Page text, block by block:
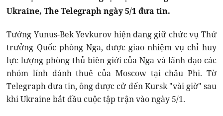
Ukraine, The Telegraph ngày 5/1 đưa tin.
Tướng Yunus-Bek Yevkurov hiện đang giữ chức vụ Thứ
trưởng Quốc phòng Nga, được giao nhiệm vụ chỉ huy
lực lượng phòng thủ biên giới của Nga và lãnh đạo các
nhóm lính đánh thuê của Moscow tại châu Phi. Tờ
Telegraph đưa tin, ông được cử đến Kursk "vài giờ" sau
khi Ukraine bắt đầu cuộc tập trận vào ngày 5/1.